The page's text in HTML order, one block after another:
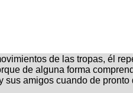
de las tropas, él
de alguna forma
amigos cuando de pronto